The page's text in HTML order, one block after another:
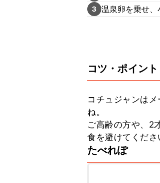
3 温泉卵を乗せ、
コツ・ポイント
コチュジャンは
ね。
ご高齢の方や、2
食を避けてくださ
たべれぽ